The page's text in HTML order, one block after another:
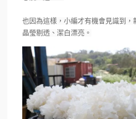
也因為這樣，小編才有機會見識到，
晶瑩剔透、潔白漂亮。